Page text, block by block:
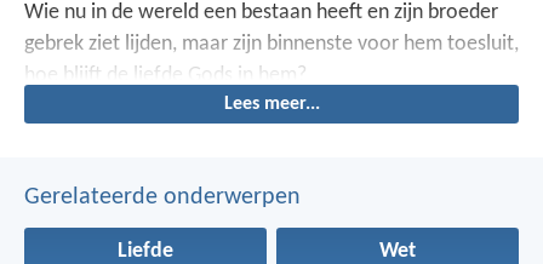
Wie nu in de wereld een bestaan heeft en zijn broeder
gebrek ziet lijden, maar zijn binnenste voor hem toesluit,
hoe blijft de liefde Gods in hem?
Lees meer...
Gerelateerde onderwerpen
Liefde Wet